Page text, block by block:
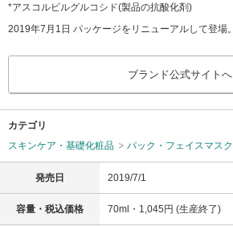
*アスコルビルグルコシド(製品の抗酸化剤)
2019年7月1日 パッケージをリニューアルして登場。
ブランド公式サイトへ
カテゴリ
スキンケア・基礎化粧品
パック・フェイスマスク
発売日 2019/7/1
容量・税込価格 70ml・1,045円 (生産終了)